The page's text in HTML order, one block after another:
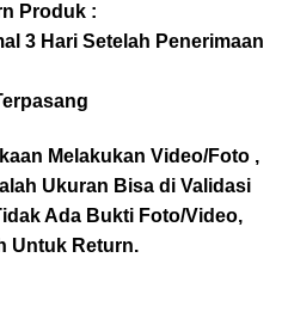
Produk :
3 Hari Setelah Penerimaan
Melakukan Video/Foto ,
Ukuran Bisa di Validasi
Ada Bukti Foto/Video,
Untuk Return.